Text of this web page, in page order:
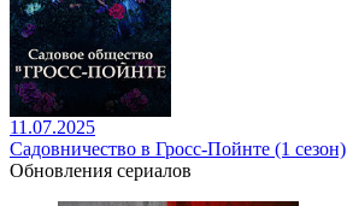
11.07.2025
Садовничество в Гросс-Пойнте (1 сезон)
Обновления сериалов